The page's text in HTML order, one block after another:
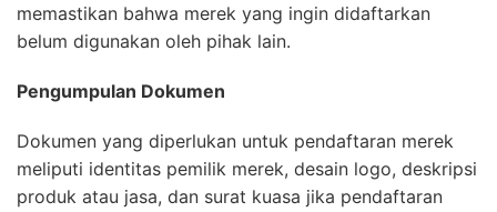
memastikan bahwa merek yang ingin didaftarkan
belum digunakan oleh pihak lain.
Pengumpulan Dokumen
Dokumen yang diperlukan untuk pendaftaran merek
meliputi identitas pemilik merek, desain logo, deskripsi
produk atau jasa, dan surat kuasa jika pendaftaran